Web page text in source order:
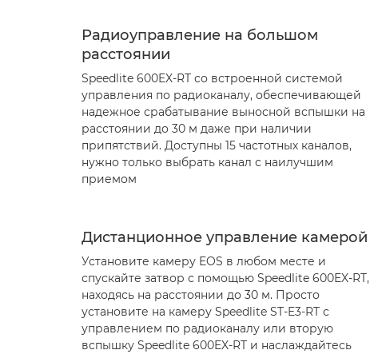
Радиоуправление на большом
расстоянии
Speedlite 600EX-RT со встроенной системой
управления по радиоканалу, обеспечивающей
надежное срабатывание выносной вспышки на
расстоянии до 30 м даже при наличии
припятствий. Доступны 15 частотных каналов,
нужно только выбрать канал с наилучшим
приемом
Дистанционное управление камерой
Установите камеру EOS в любом месте и
спускайте затвор с помощью Speedlite 600EX-RT,
находясь на расстоянии до 30 м. Просто
установите на камеру Speedlite ST-E3-RT с
управлением по радиоканалу или вторую
вспышку Speedlite 600EX-RT и наслаждайтесь